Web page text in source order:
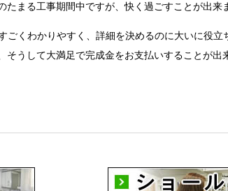
たまる工事期間中ですが、快く過ごすことが出来
ごくわかりやすく、詳細を決めるのに大いに役立
うして大満足で完成金をお支払いすることが出